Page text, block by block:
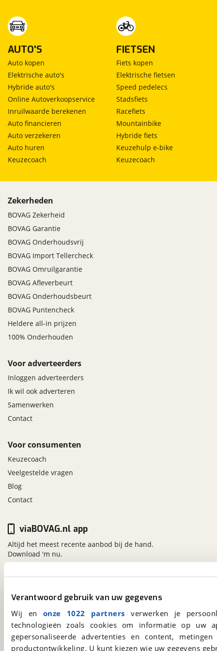
Verantwoord gebruik van uw gegevens
Wij en onze 1022 partners verwerken je
technologieën zoals cookies om informatie op
gepersonaliseerde advertenties en content,
productontwikkeling. U kunt kiezen wie uw gegevens
actieve noodgeval assistent
alarm klasse 1(startblokkering)
Anti Blokkeer Systeem
Anti doorSlip Regeling
automatische snelheids begrenzing
Autonomous Emergency Braking
bandenspanningscontrolesysteem
bestuurdersairbag
centrale airbag voor
cruise control adaptief en stuurhulp
kruisend verkeer detectie
parkeersensor achter
parkeersensor voor
rijstrooksensor
rondomzicht camera
uitstap waarschuwing
uitwijk assistent
verkeersbord detectie
vermoeidheids herkenning
zij airbag(s) voor
AUTO'S
Auto kopen
Elektrische auto's
Hybride auto's
Online Autoverkoopservice
Inruilwaarde berekenen
Auto financieren
Auto verzekeren
Auto huren
Keuzecoach
FIETSEN
Fiets kopen
Elektrische fietsen
Speed pedelecs
Stadsfiets
Racefiets
Mountainbike
Hybride fiets
Keuzehulp e-bike
Keuzecoach
Zekerheden
BOVAG Zekerheid
BOVAG Garantie
BOVAG Onderhoudsvrij
BOVAG Import Tellercheck
BOVAG Omruilgarantie
BOVAG Afleverbeurt
BOVAG Onderhoudsbeurt
BOVAG Puntencheck
Heldere all-in prijzen
100% Onderhouden
Voor adverteerders
Inloggen adverteerders
Ik wil ook adverteren
Samenwerken
Contact
Voor consumenten
Keuzecoach
Veelgestelde vragen
Blog
Contact
viaBOVAG.nl
Kosterijland
3981 AJ
Bunnik
Een initiatief van
BOVAG
viaBOVAG.nl app
Altijd het meest recente aanbod bij de hand.
Download 'm nu.